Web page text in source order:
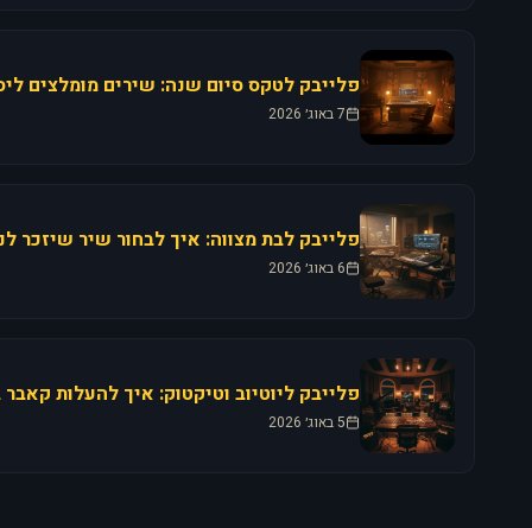
פלייבק לטקס סיום שנה: שירים מומלצים
7 באוג׳ 2026
6 באוג׳ 2026
5 באוג׳ 2026